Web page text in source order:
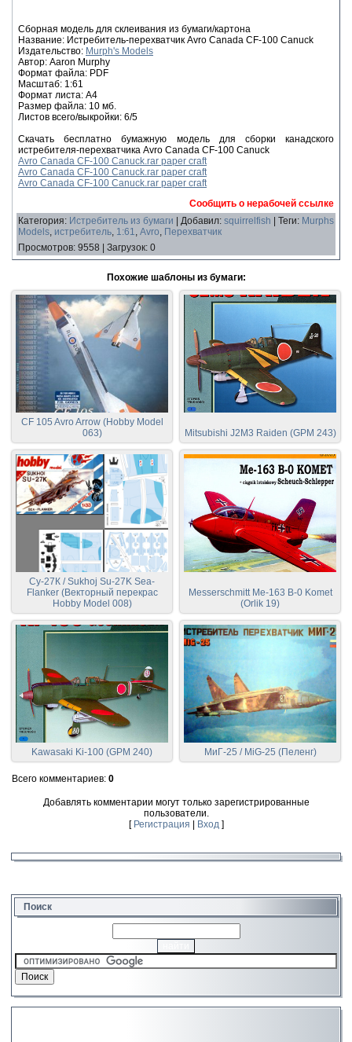
Сборная модель для склеивания из бумаги/картона
Название: Истребитель-перехватчик Avro Canada CF-100 Canuck
Издательство: Murph's Models
Автор: Aaron Murphy
Формат файла: PDF
Масштаб: 1:61
Формат листа: А4
Размер файла: 10 мб.
Листов всего/выкройки: 6/5
Скачать бесплатно бумажную модель для сборки канадского
истребителя-перехватчика Avro Canada CF-100 Canuck
Avro Canada CF-100 Canuck.rar paper craft
Avro Canada CF-100 Canuck.rar paper craft
Avro Canada CF-100 Canuck.rar paper craft
Сообщить о нерабочей ссылке
Категория: Истребитель из бумаги Добавил: squirrelfish Теги: Murphs
Models, истребитель, 1:61, Avro, Перехватчик
Просмотров: 9558 Загрузок: 0
Похожие шаблоны из бумаги:
CF 105 Avro Arrow (Hobby Model
063)
Mitsubishi J2M3 Raiden (GPM 243)
Су-27К / Sukhoj Su-27K Sea-
Flanker (Векторный перекрас
Hobby Model 008)
Messerschmitt Me-163 B-0 Komet
(Orlik 19)
Kawasaki Ki-100 (GPM 240) МиГ-25 / MiG-25 (Пеленг)
Всего комментариев: 0
Добавлять комментарии могут только зарегистрированные
пользователи.
[ Регистрация Вход]
Поиск